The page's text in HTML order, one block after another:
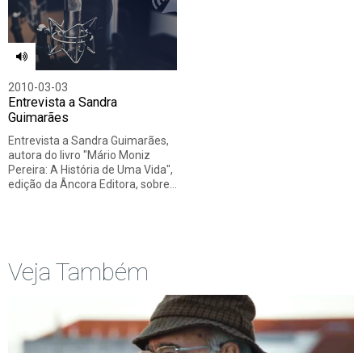
Todos Vídeo Áudio
2010-03-03
Entrevista a Sandra
Guimarães
Entrevista a Sandra Guimarães,
autora do livro "Mário Moniz
Pereira: A História de Uma Vida",
edição da Âncora Editora, sobre…
Veja Também